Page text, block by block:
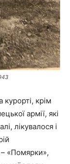
курорті, крім
армії, які
лікувалося і
– «Помярки»,